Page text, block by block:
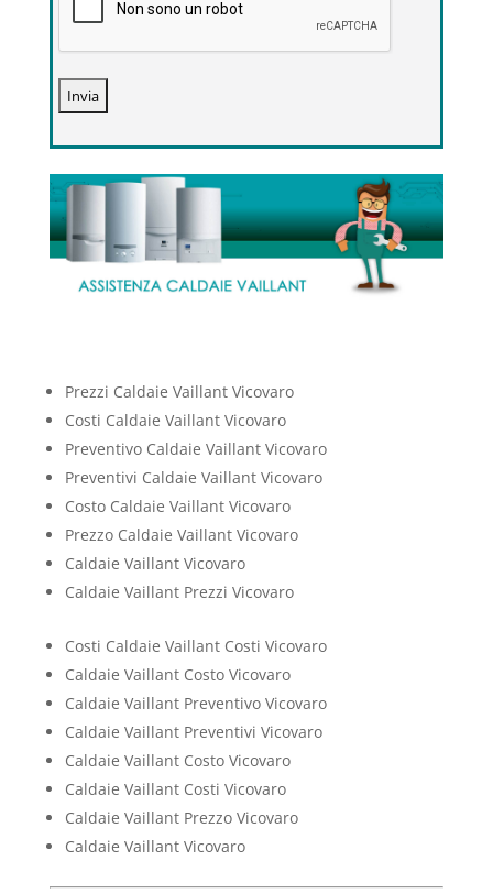
Prezzi Caldaie Vaillant Vicovaro
Costi Caldaie Vaillant Vicovaro
Preventivo Caldaie Vaillant Vicovaro
Preventivi Caldaie Vaillant Vicovaro
Costo Caldaie Vaillant Vicovaro
Prezzo Caldaie Vaillant Vicovaro
Caldaie Vaillant Vicovaro
Caldaie Vaillant Prezzi Vicovaro
Costi Caldaie Vaillant Costi Vicovaro
Caldaie Vaillant Costo Vicovaro
Caldaie Vaillant Preventivo Vicovaro
Caldaie Vaillant Preventivi Vicovaro
Caldaie Vaillant Costo Vicovaro
Caldaie Vaillant Costi Vicovaro
Caldaie Vaillant Prezzo Vicovaro
Caldaie Vaillant Vicovaro